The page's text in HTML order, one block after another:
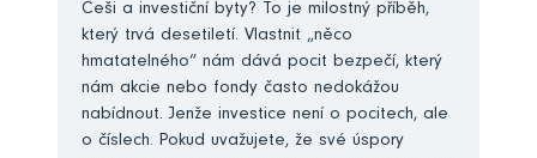
Češi a investiční byty? To je milostný příběh,
který trvá desetiletí. Vlastnit „něco
hmatatelného“ nám dává pocit bezpečí, který
nám akcie nebo fondy často nedokážou
nabídnout. Jenže investice není o pocitech, ale
o číslech. Pokud uvažujete, že své úspory